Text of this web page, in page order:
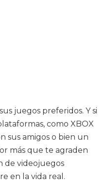
juegos preferidos. Y si
como XBOX
sus amigos o bien un
más que te agraden
de videojuegos
en la vida real.